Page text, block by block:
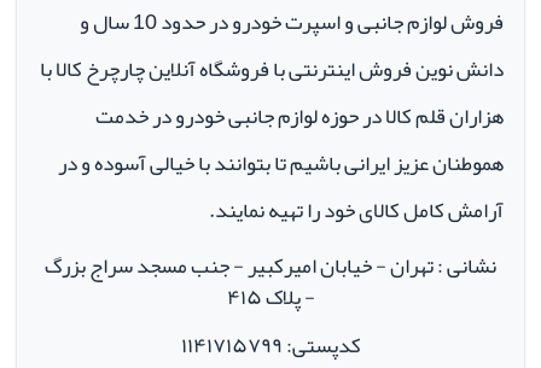
فروش لوازم جانبی و اسپرت خودرو در حدود 10 سال و
دانش نوین فروش اینترنتی با فروشگاه آنلاین چارچرخ کالا با
هزاران قلم کالا در حوزه لوازم جانبی خودرو در خدمت
هموطنان عزیز ایرانی باشیم تا بتوانند با خیالی آسوده و در
آرامش کامل کالای خود را تهیه نمایند.
نشانی : تهران - خیابان امیرکبیر - جنب مسجد سراج بزرگ
- پلاک ۴۱۵
کدپستی: ۱۱۴۱۷۱۵۷۹۹